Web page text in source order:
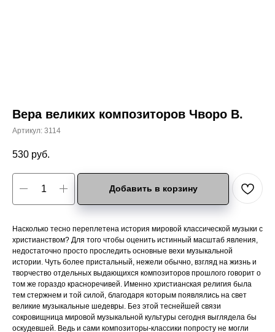
Вера великих композиторов Чворо В.
Артикул: 3114
530 руб.
Добавить в корзину
Насколько тесно переплетена история мировой классической музыки с
христианством? Для того чтобы оценить истинный масштаб явления,
недостаточно просто проследить основные вехи музыкальной
истории. Чуть более пристальный, нежели обычно, взгляд на жизнь и
творчество отдельных выдающихся композиторов прошлого говорит о
том же гораздо красноречивей. Именно христианская религия была
тем стержнем и той силой, благодаря которым появлялись на свет
великие музыкальные шедевры. Без этой теснейшей связи
сокровищница мировой музыкальной культуры сегодня выглядела бы
оскудевшей. Ведь и сами композиторы-классики попросту не могли